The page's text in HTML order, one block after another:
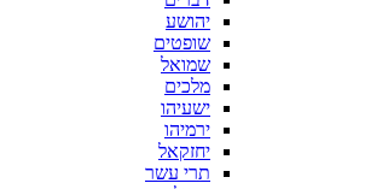
יהושע
שופטים
שמואל
מלכים
ישעיהו
ירמיהו
יחזקאל
תרי עשר